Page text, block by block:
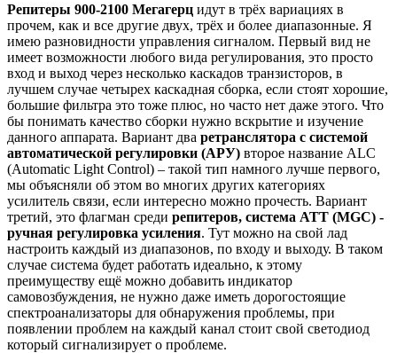
Репитеры 900-2100 Мегагерц идут в трёх вариациях в
прочем, как и все другие двух, трёх и более диапазонные. Я
имею разновидности управления сигналом. Первый вид не
имеет возможности любого вида регулирования, это просто
вход и выход через несколько каскадов транзисторов, в
лучшем случае четырех каскадная сборка, если стоят хорошие,
большие фильтра это тоже плюс, но часто нет даже этого. Что
бы понимать качество сборки нужно вскрытие и изучение
данного аппарата. Вариант два ретранслятора с системой
автоматической регулировки (АРУ) второе название ALC
(Automatic Light Control) – такой тип намного лучше первого,
мы объясняли об этом во многих других категориях
усилитель связи, если интересно можно прочесть. Вариант
третий, это флагман среди репитеров, система ATT (MGC) -
ручная регулировка усиления. Тут можно на свой лад
настроить каждый из диапазонов, по входу и выходу. В таком
случае система будет работать идеально, к этому
преимуществу ещё можно добавить индикатор
самовозбуждения, не нужно даже иметь дорогостоящие
спектроанализаторы для обнаружения проблемы, при
появлении проблем на каждый канал стоит свой светодиод
который сигнализирует о проблеме.